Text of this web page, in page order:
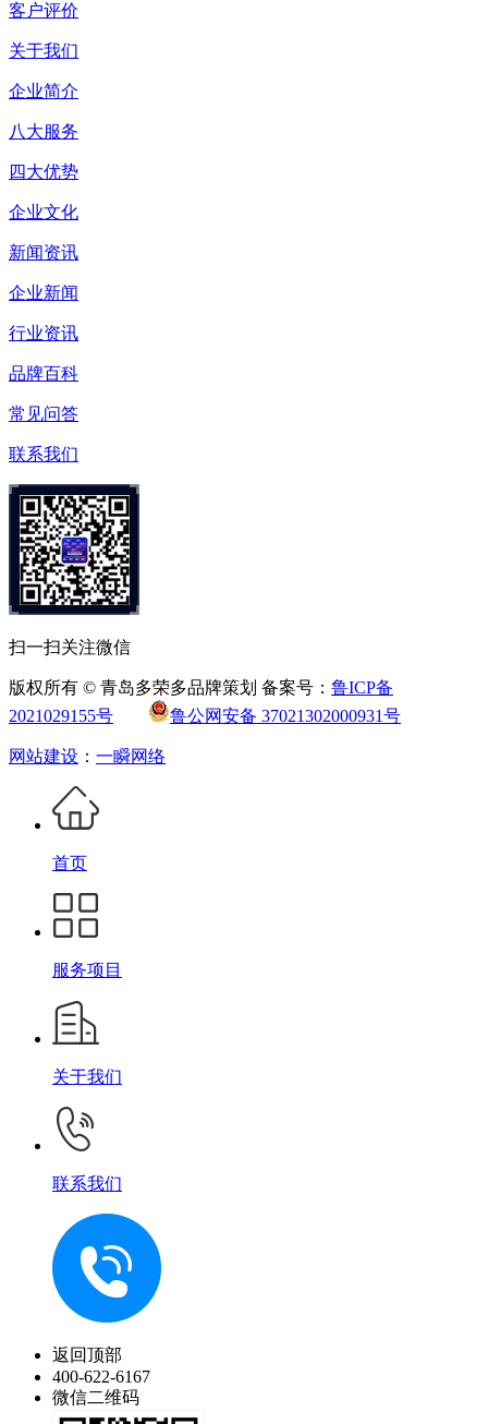
客户评价
关于我们
企业简介
八大服务
四大优势
企业文化
新闻资讯
企业新闻
行业资讯
品牌百科
常见问答
联系我们
扫一扫关注微信
版权所有 © 青岛多荣多品牌策划 备案号： 鲁ICP备
2021029155号
鲁公网安备 37021302000931号
网站建设 ： 一瞬网络
首页
服务项目
关于我们
联系我们
返回顶部
400-622-6167
微信二维码